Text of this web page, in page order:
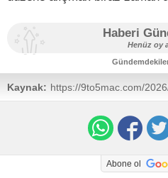
Haberi
Henüz oy
Kaynak: https://9to5mac.com/
years-of-muscle-
Abone ol